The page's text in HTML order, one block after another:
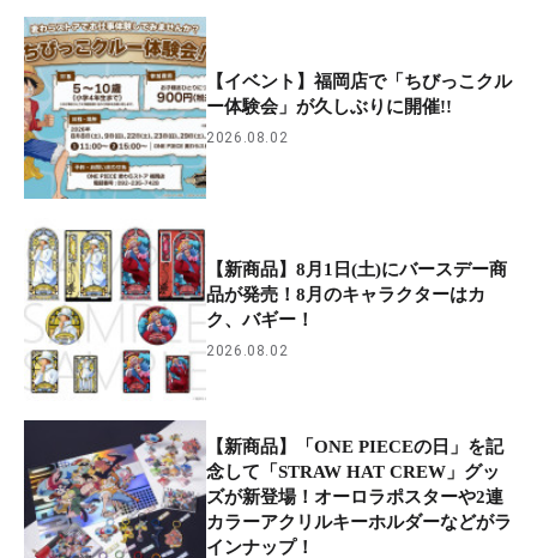
【イベント】福岡店で「ちびっこクル
ー体験会」が久しぶりに開催!!
2026.08.02
【新商品】8月1日(土)にバースデー商
品が発売！8月のキャラクターはカ
ク、バギー！
2026.08.02
【新商品】「ONE PIECEの日」を記
念して「STRAW HAT CREW」グッ
ズが新登場！オーロラポスターや2連
カラーアクリルキーホルダーなどがラ
インナップ！